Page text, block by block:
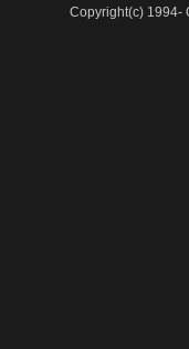
Copyright(c) 1994-